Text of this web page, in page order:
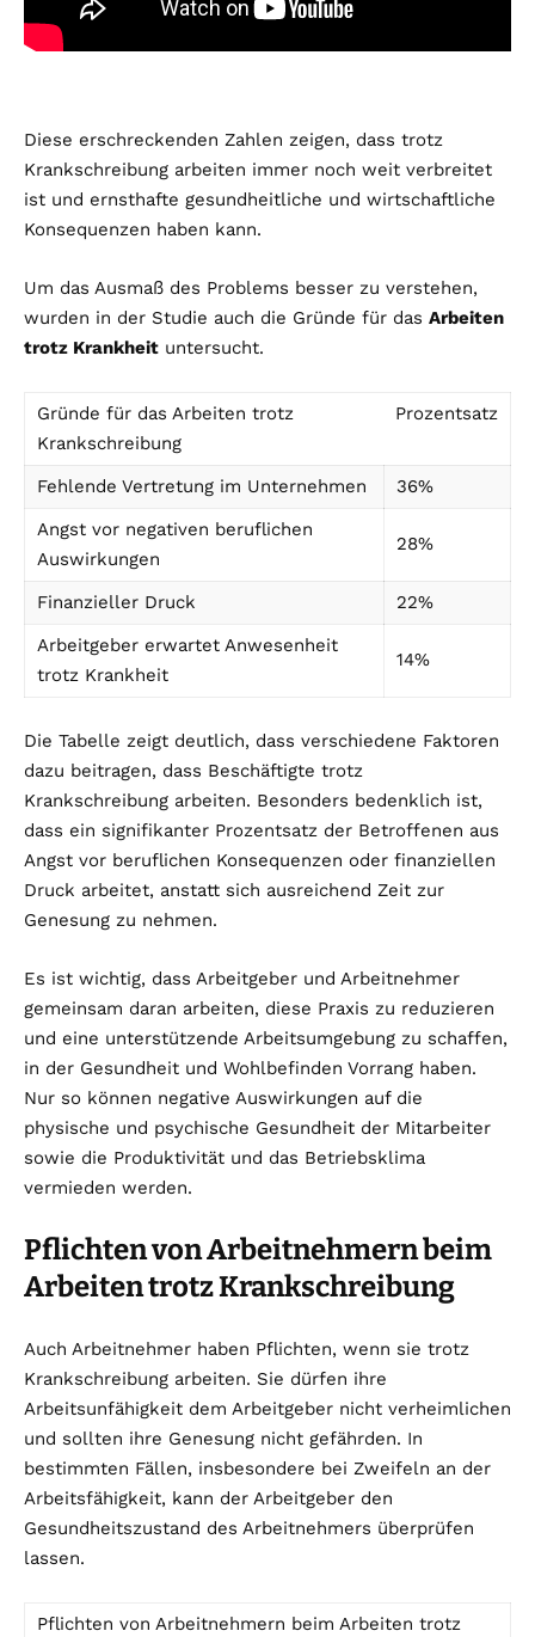
Diese erschreckenden Zahlen zeigen, dass trotz
Krankschreibung arbeiten immer noch weit verbreitet
ist und ernsthafte gesundheitliche und wirtschaftliche
Konsequenzen haben kann.
Um das Ausmaß des Problems besser zu verstehen,
wurden in der Studie auch die Gründe für das Arbeiten
trotz Krankheit untersucht.
Gründe für das Arbeiten trotz
Krankschreibung
Prozentsatz
Fehlende Vertretung im Unternehmen
36%
Angst vor negativen beruflichen
Auswirkungen
28%
Finanzieller Druck
22%
Arbeitgeber erwartet Anwesenheit
trotz Krankheit
14%
Die Tabelle zeigt deutlich, dass verschiedene Faktoren
dazu beitragen, dass Beschäftigte trotz
Krankschreibung arbeiten. Besonders bedenklich ist,
dass ein signifikanter Prozentsatz der Betroffenen aus
Angst vor beruflichen Konsequenzen oder finanziellen
Druck arbeitet, anstatt sich ausreichend Zeit zur
Genesung zu nehmen.
Es ist wichtig, dass Arbeitgeber und Arbeitnehmer
gemeinsam daran arbeiten, diese Praxis zu reduzieren
und eine unterstützende Arbeitsumgebung zu schaffen,
in der Gesundheit und Wohlbefinden Vorrang haben.
Nur so können negative Auswirkungen auf die
physische und psychische Gesundheit der Mitarbeiter
sowie die Produktivität und das Betriebsklima
vermieden werden.
Pflichten von Arbeitnehmern beim
Arbeiten trotz Krankschreibung
Auch Arbeitnehmer haben Pflichten, wenn sie trotz
Krankschreibung arbeiten. Sie dürfen ihre
Arbeitsunfähigkeit dem Arbeitgeber nicht verheimlichen
und sollten ihre Genesung nicht gefährden. In
bestimmten Fällen, insbesondere bei Zweifeln an der
Arbeitsfähigkeit, kann der Arbeitgeber den
Gesundheitszustand des Arbeitnehmers überprüfen
lassen.
Pflichten von Arbeitnehmern beim Arbeiten trotz